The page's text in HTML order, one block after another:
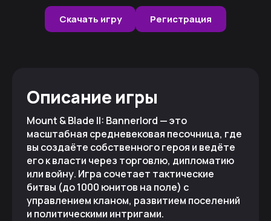
Скачать игру Регистрация
Описание игры
Mount & Blade II: Bannerlord — это
масштабная средневековая песочница, где
вы создаёте собственного героя и ведёте
его к власти через торговлю, дипломатию
или войну. Игра сочетает тактические
битвы (до 1000 юнитов на поле) с
управлением кланом, развитием поселений
и политическими интригами.